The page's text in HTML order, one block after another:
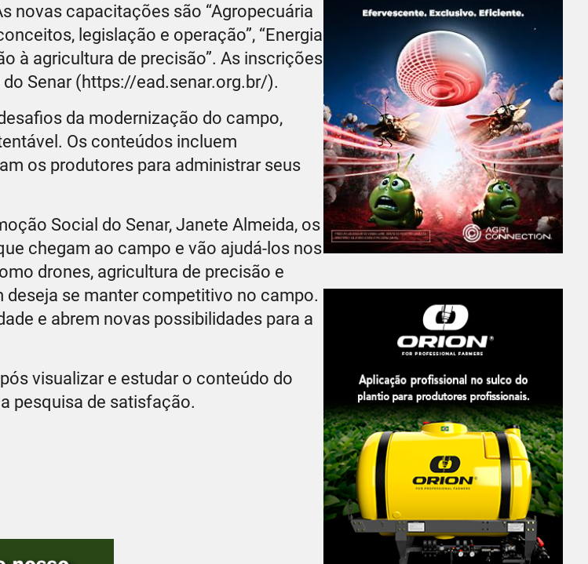
novas capacitações são “Agropecuária
legislação e operação”, “Energia
à agricultura de precisão”. As inscrições
Senar (https://ead.senar.org.br/).
da modernização do campo,
Os conteúdos incluem
os produtores para administrar seus
Social do Senar, Janete Almeida, os
chegam ao campo e vão ajudá-los nos
drones, agricultura de precisão e
se manter competitivo no campo.
e abrem novas possibilidades para a
visualizar e estudar o conteúdo do
pesquisa de satisfação.